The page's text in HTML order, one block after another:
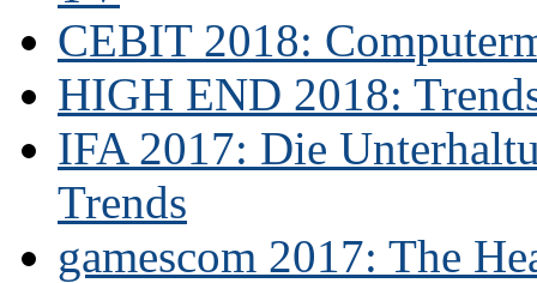
CEBIT 2018:
HIGH END 2018:
IFA 2017: Die
Trends
gamescom 2017: The